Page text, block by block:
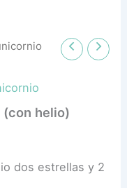
helio)
dos estrellas y 2